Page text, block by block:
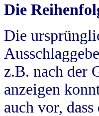
Die
Die
z.B. nach der
anzeigen
auch vor,